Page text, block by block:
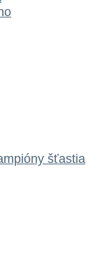
šťastia